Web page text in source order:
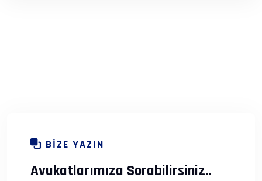
BIZE YAZIN
Avukatlarımıza Sorabilirsiniz..